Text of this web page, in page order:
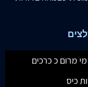
מרום כ כרכים
כיס